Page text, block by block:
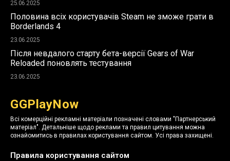
25.06.2025
Половина всіх користувачів Steam не зможе грати в
Borderlands 4
23.06.2025
Після невдалого старту бета-версії Gears of War
Reloaded поновлять тестування
23.06.2025
GGPlayNow
Всі комерційні рекламні матеріали позначені словами "Партнерський
матеріал". Детальніше щодо реклами та правил цитування можна
ознайомитись в правилах користування сайтом. Усі права захищені.
Правила користування сайтом